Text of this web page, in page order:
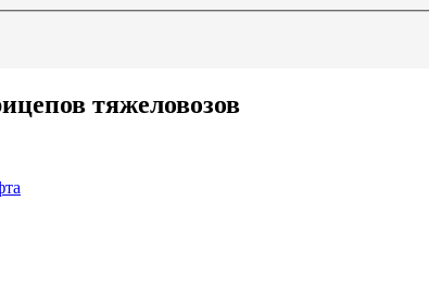
тяжеловозов